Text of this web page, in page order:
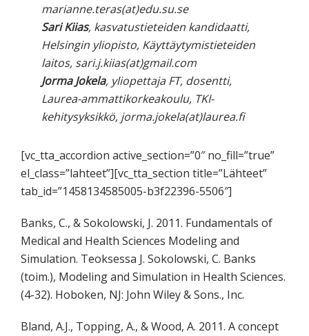
marianne.teras(at)edu.su.se
Sari Kiias, kasvatustieteiden kandidaatti,
Helsingin yliopisto, Käyttäytymistieteiden
laitos, sari.j.kiias(at)gmail.com
Jorma Jokela, yliopettaja FT, dosentti,
Laurea-ammattikorkeakoulu, TKI-
kehitysyksikkö, jorma.jokela(at)laurea.fi
[vc_tta_accordion active_section=”0″ no_fill=”true”
el_class=”lahteet”][vc_tta_section title=”Lähteet”
tab_id=”1458134585005-b3f22396-5506″]
Banks, C., & Sokolowski, J. 2011. Fundamentals of
Medical and Health Sciences Modeling and
Simulation. Teoksessa J. Sokolowski, C. Banks
(toim.), Modeling and Simulation in Health Sciences.
(4-32). Hoboken, NJ: John Wiley & Sons., Inc.
Bland, A.J., Topping, A., & Wood, A. 2011. A concept